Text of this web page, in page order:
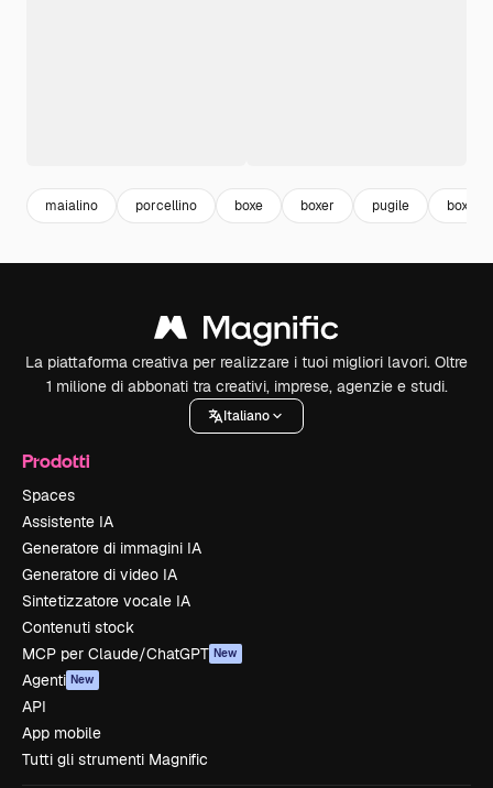
maialino porcellino boxe boxer pugile boxing
La piattaforma creativa per realizzare i tuoi migliori lavori. Oltre
1 milione di abbonati tra creativi, imprese, agenzie e studi.
Italiano
Prodotti
Spaces
Assistente IA
Generatore di immagini IA
Generatore di video IA
Sintetizzatore vocale IA
Contenuti stock
MCP per Claude/ChatGPT New
Agenti New
API
App mobile
Tutti gli strumenti Magnific